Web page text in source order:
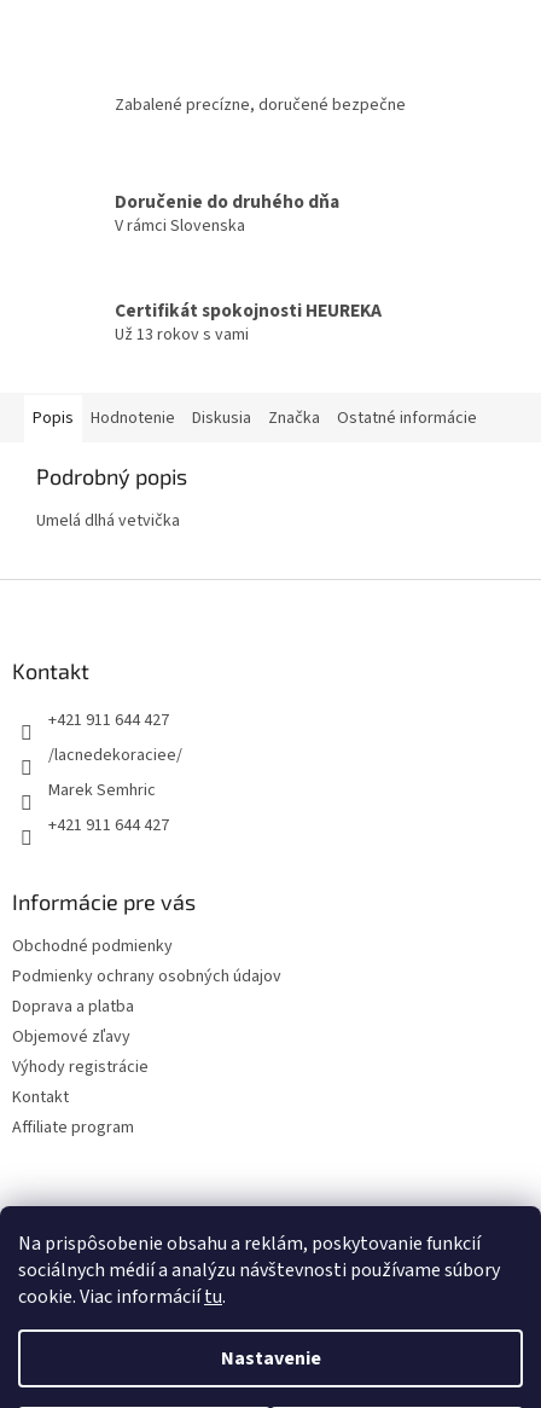
Na prispôsobenie obsahu a reklám, poskytovanie funkcií
sociálnych médií a analýzu návštevnosti používame súbory
cookie. Viac informáciítu.
Nastavenie
Zabalené precízne, doručené bezpečne
Doručenie do druhého dňa
V rámci Slovenska
Certifikát spokojnosti HEUREKA
Už 13 rokov s vami
Popis Hodnotenie Diskusia Značka Ostatné informácie
Podrobný popis
Umelá dlhá vetvička
Kontakt
+421 911 644 427
/lacnedekoraciee/
Marek Semhric
+421 911 644 427
Informácie pre vás
Obchodné podmienky
Podmienky ochrany osobných údajov
Doprava a platba
Objemové zľavy
Výhody registrácie
Kontakt
Affiliate program